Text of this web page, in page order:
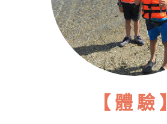
【 體 驗 】